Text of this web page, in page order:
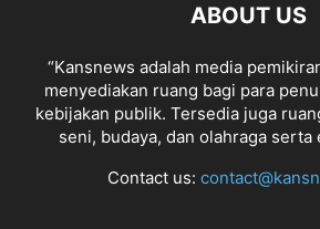
ABOUT US
“Kansnews adalah media
menyediakan ruang bagi para
kebijakan publik. Tersedia juga
seni, budaya, dan olahraga serta
Contact us: